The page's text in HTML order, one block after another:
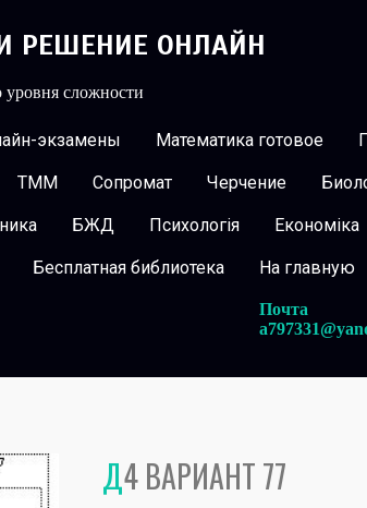
РЕШЕНИЕ ОНЛАЙН
уровня сложности
экзамены Математика готовое
ТММ Сопромат Черчение
БЖД Психологія Економіка
Бесплатная библиотека На главную
Почта
Д4 ВАРИАНТ 77